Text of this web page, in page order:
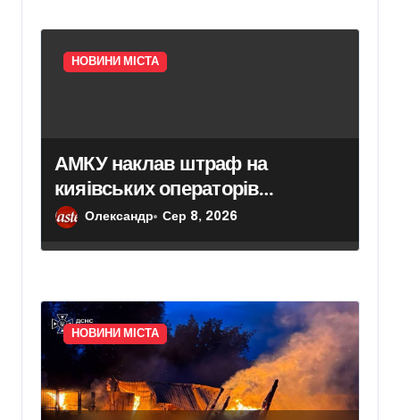
НОВИНИ МІСТА
АМКУ наклав штраф на
кияівських операторів
сміттєвого ринку у розмірі 313
Олександр Сер 8, 2026
НОВИНИ МІСТА